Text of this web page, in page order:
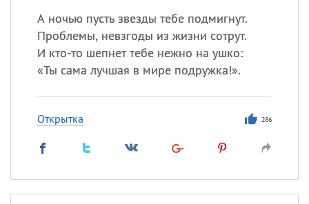
А ночью пусть звезды тебе подмигнут.
Проблемы, невзгоды из жизни сотрут.
И кто-то шепнет тебе нежно на ушко:
«Ты сама лучшая в мире подружка!».
Открытка 286
Lovers Day)